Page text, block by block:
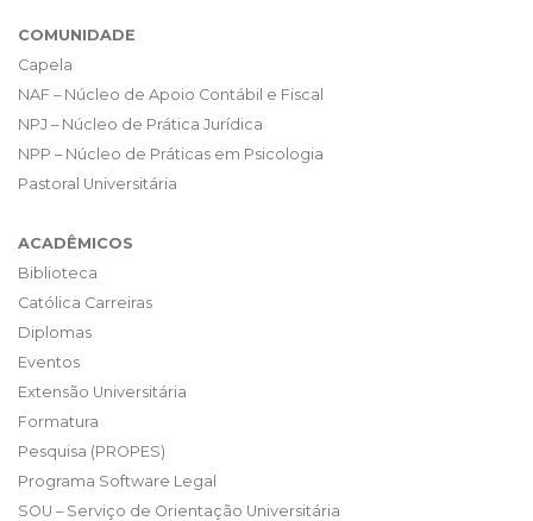
COMUNIDADE
Capela
NAF – Núcleo de Apoio Contábil e Fiscal
NPJ – Núcleo de Prática Jurídica
NPP – Núcleo de Práticas em Psicologia
Pastoral Universitária
ACADÊMICOS
Biblioteca
Católica Carreiras
Diplomas
Eventos
Extensão Universitária
Formatura
Pesquisa (PROPES)
Programa Software Legal
SOU – Serviço de Orientação Universitária